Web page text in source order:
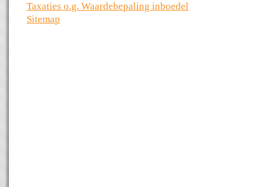
Taxaties o.g. Waardebepaling inboedel
Sitemap